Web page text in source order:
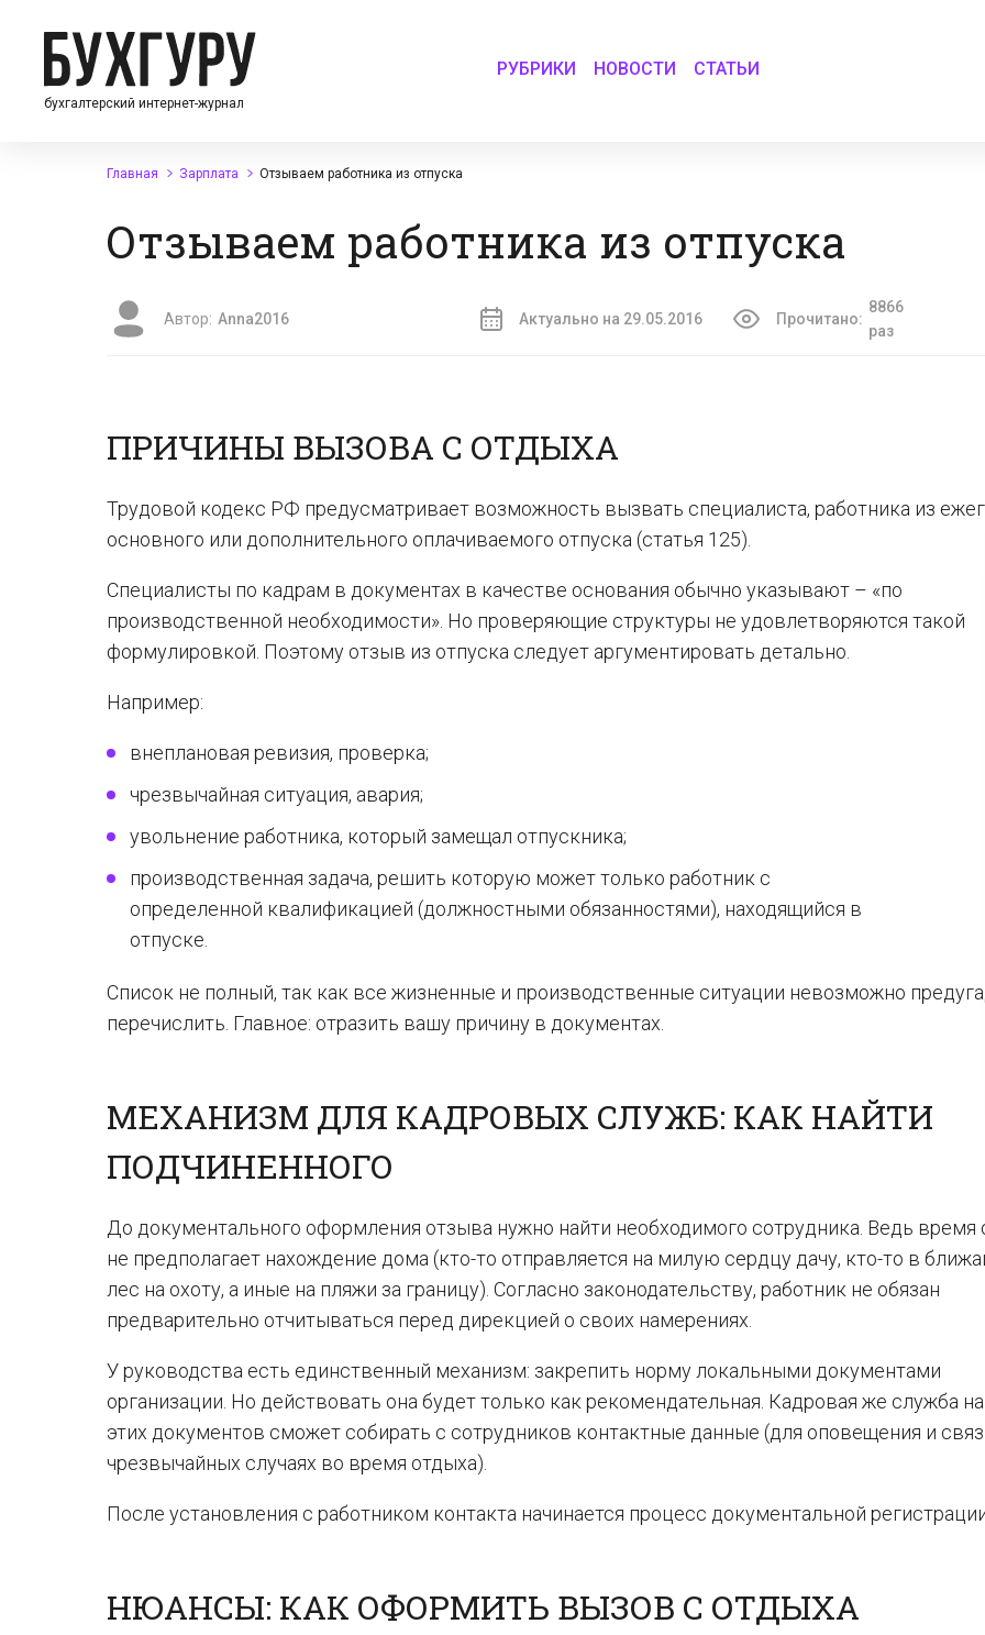
бухгалтерский интернет-журнал
РУБРИКИ НОВОСТИ СТАТЬИ
Главная Зарплата Отзываем работника из отпуска
Отзываем работника из отпуска
Автор: Anna2016 Актуально на 29.05.2016 Прочитано:
8866
раз
ПРИЧИНЫ ВЫЗОВА С ОТДЫХА
Трудовой кодекс РФ предусматривает возможность вызвать специалиста, работника из
основного или дополнительного оплачиваемого отпуска (статья 125).
Специалисты по кадрам в документах в качестве основания обычно указывают – «по
производственной необходимости». Но проверяющие структуры не удовлетворяются такой
формулировкой. Поэтому отзыв из отпуска следует аргументировать детально.
Например:
внеплановая ревизия, проверка;
чрезвычайная ситуация, авария;
увольнение работника, который замещал отпускника;
производственная задача, решить которую может только работник с
определенной квалификацией (должностными обязанностями), находящийся в
отпуске.
Список не полный, так как все жизненные и производственные ситуации невозможно
перечислить. Главное: отразить вашу причину в документах.
МЕХАНИЗМ ДЛЯ КАДРОВЫХ СЛУЖБ: КАК НАЙТИ
ПОДЧИНЕННОГО
До документального оформления отзыва нужно найти необходимого сотрудника. Ведь время
не предполагает нахождение дома (кто-то отправляется на милую сердцу дачу, кто-то в
лес на охоту, а иные на пляжи за границу). Согласно законодательству, работник не обязан
предварительно отчитываться перед дирекцией о своих намерениях.
У руководства есть единственный механизм: закрепить норму локальными документами
организации. Но действовать она будет только как рекомендательная. Кадровая же служба
этих документов сможет собирать с сотрудников контактные данные (для оповещения и
чрезвычайных случаях во время отдыха).
После установления с работником контакта начинается процесс документальной
НЮАНСЫ: КАК ОФОРМИТЬ ВЫЗОВ С ОТДЫХА